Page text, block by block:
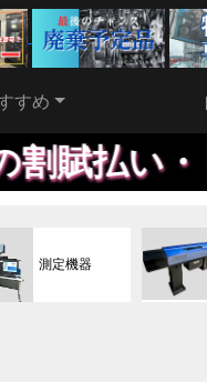
すめ
リース
測定機器